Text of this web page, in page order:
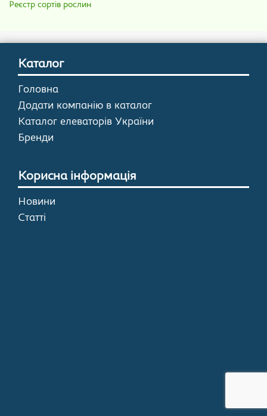
Реєстр сортів рослин
Каталог
Головна
Додати компанію в каталог
Каталог елеваторів України
Бренди
Корисна інформація
Новини
Статті